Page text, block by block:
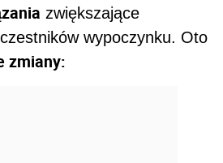
zwiększające
wypoczynku. Oto
zmiany: